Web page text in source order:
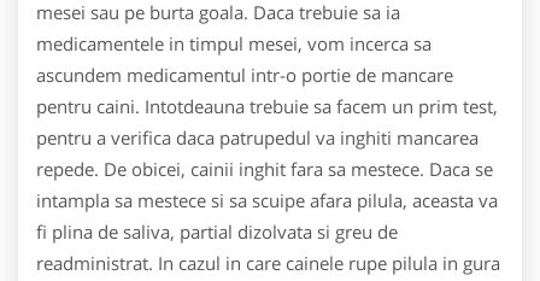
mesei sau pe burta goala. Daca trebuie sa ia
medicamentele in timpul mesei, vom incerca sa
ascundem medicamentul intr-o portie de mancare
pentru caini. Intotdeauna trebuie sa facem un prim test,
pentru a verifica daca patrupedul va inghiti mancarea
repede. De obicei, cainii inghit fara sa mestece. Daca se
intampla sa mestece si sa scuipe afara pilula, aceasta va
fi plina de saliva, partial dizolvata si greu de
readministrat. In cazul in care cainele rupe pilula in gura